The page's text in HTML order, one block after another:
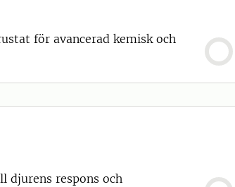
för avancerad kemisk och
djurens respons och